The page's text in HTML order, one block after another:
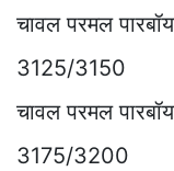
चावल परमल
3125/3150
चावल परमल
3175/3200